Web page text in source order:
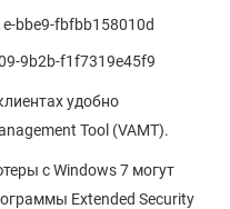
bbe9-fbfbb158010d
9b2b-f1f7319e45f9
удобно
Tool (VAMT).
с Windows 7 могут
Extended Security